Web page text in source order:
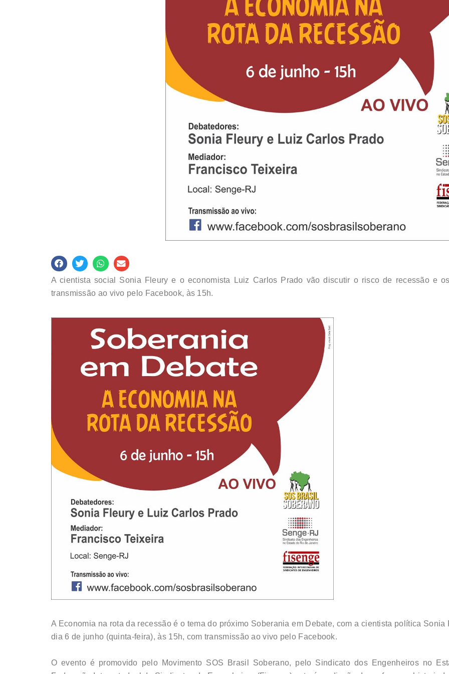
A cientista social Sonia Fleury e o economista Luiz Carlos Prado vão discutir o risco de recessão e
transmissão ao vivo pelo Facebook, às 15h.
A Economia na rota da recessão é o tema do próximo Soberania em Debate, com a cientista política
dia 6 de junho (quinta-feira), às 15h, com transmissão ao vivo pelo Facebook.
O evento é promovido pelo Movimento SOS Brasil Soberano, pelo Sindicato dos Engenheiros no